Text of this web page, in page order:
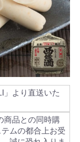
」より直送いた
商品との同時購
ムの都合上お受